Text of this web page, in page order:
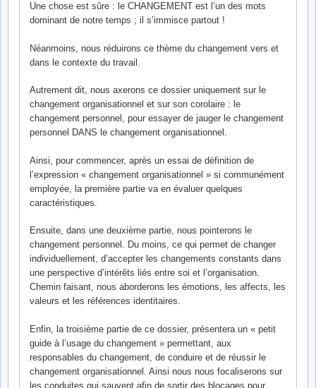
Une chose est sûre : le CHANGEMENT est l’un des mots
dominant de notre temps ; il s’immisce partout !
Néanmoins, nous réduirons ce thème du changement vers et
dans le contexte du travail.
Autrement dit, nous axerons ce dossier uniquement sur le
changement organisationnel et sur son corolaire : le
changement personnel, pour essayer de jauger le changement
personnel DANS le changement organisationnel.
Ainsi, pour commencer, après un essai de définition de
l’expression « changement organisationnel » si communément
employée, la première partie va en évaluer quelques
caractéristiques.
Ensuite, dans une deuxième partie, nous pointerons le
changement personnel. Du moins, ce qui permet de changer
individuellement, d’accepter les changements constants dans
une perspective d’intérêts liés entre soi et l’organisation.
Chemin faisant, nous aborderons les émotions, les affects, les
valeurs et les références identitaires.
Enfin, la troisième partie de ce dossier, présentera un « petit
guide à l’usage du changement » permettant, aux
responsables du changement, de conduire et de réussir le
changement organisationnel. Ainsi nous nous focaliserons sur
les conduites qui sauvent afin de sortir des blocages pour